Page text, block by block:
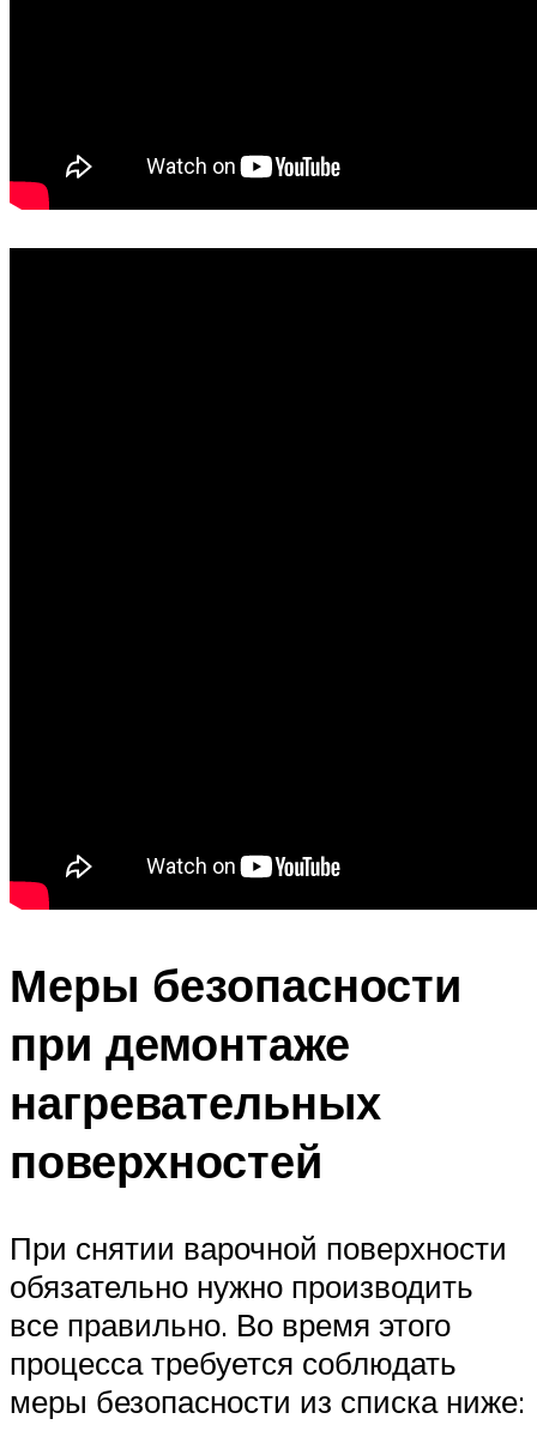
Меры безопасности
при демонтаже
нагревательных
поверхностей
При снятии варочной поверхности
обязательно нужно производить
все правильно. Во время этого
процесса требуется соблюдать
меры безопасности из списка ниже: